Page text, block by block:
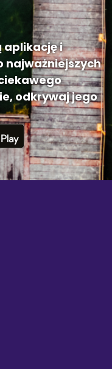
aplikację i
najważniejszych
odkrywaj jego